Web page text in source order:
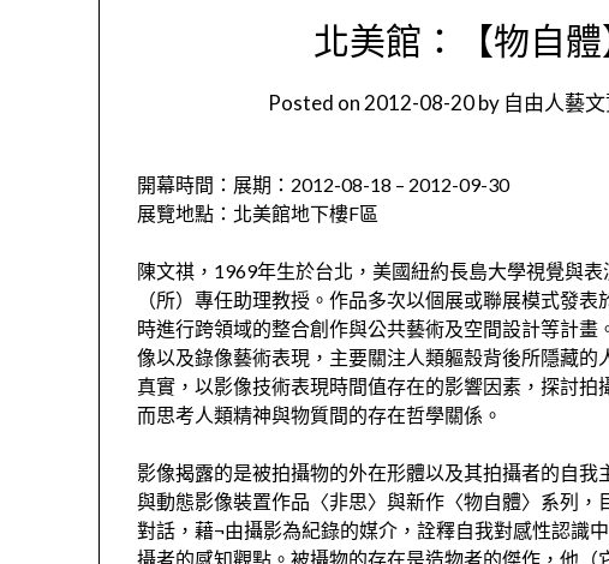
北美館：【物自
Posted on2012-08-20by 自由人藝
開幕時間：展期：2012-08-18 – 2012-09-30
展覽地點：北美館地下樓F區
陳文祺，1969年生於台北，美國紐約長島大學視覺與
（所）專任助理教授。作品多次以個展或聯展模式發
時進行跨領域的整合創作與公共藝術及空間設計等計
像以及錄像藝術表現，主要關注人類軀殼背後所隱藏
真實，以影像技術表現時間值存在的影響因素，探討
而思考人類精神與物質間的存在哲學關係。
影像揭露的是被拍攝物的外在形體以及其拍攝者的自
與動態影像裝置作品〈非思〉與新作〈物自體〉系列，
對話，藉¬由攝影為紀錄的媒介，詮釋自我對感性認識
攝者的感知觀點。被攝物的存在是造物者的傑作，他